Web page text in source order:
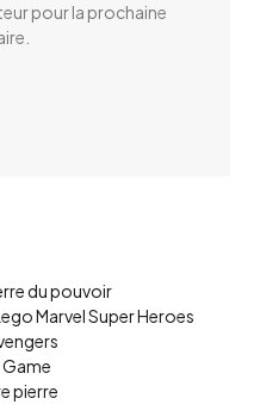
pour la prochaine
du pouvoir
Marvel Super Heroes
pierre